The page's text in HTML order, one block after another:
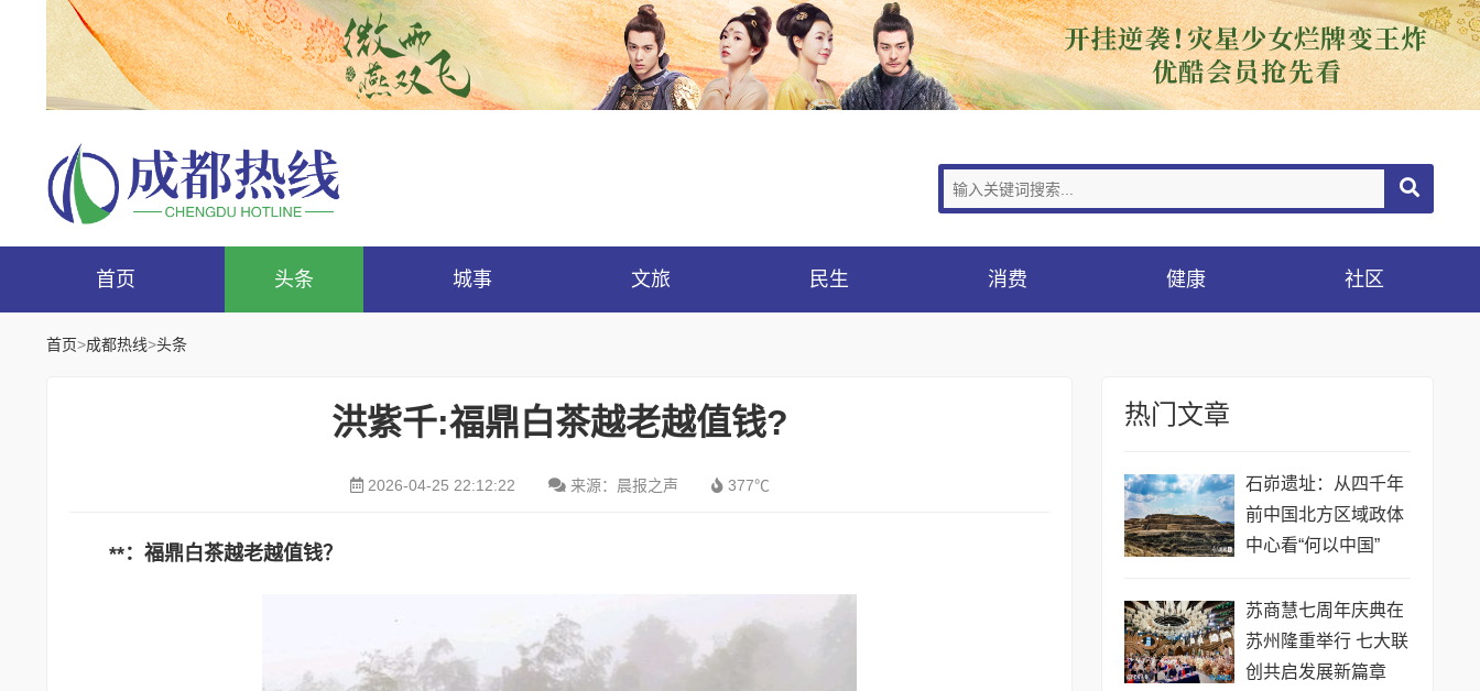
首页 头条 城事 文旅 民生 消费 健康 社区
首页>成都热线>头条
洪紫千:福鼎白茶越老越值钱?
2026-04-25 22:12:22 来源：晨报之声 377℃
**：福鼎白茶越老越值钱？
热门文章
石峁遗址：从四千年
前中国北方区域政体
中心看“何以中国”
苏商慧七周年庆典在
苏州隆重举行 七大联
创共启发展新篇章